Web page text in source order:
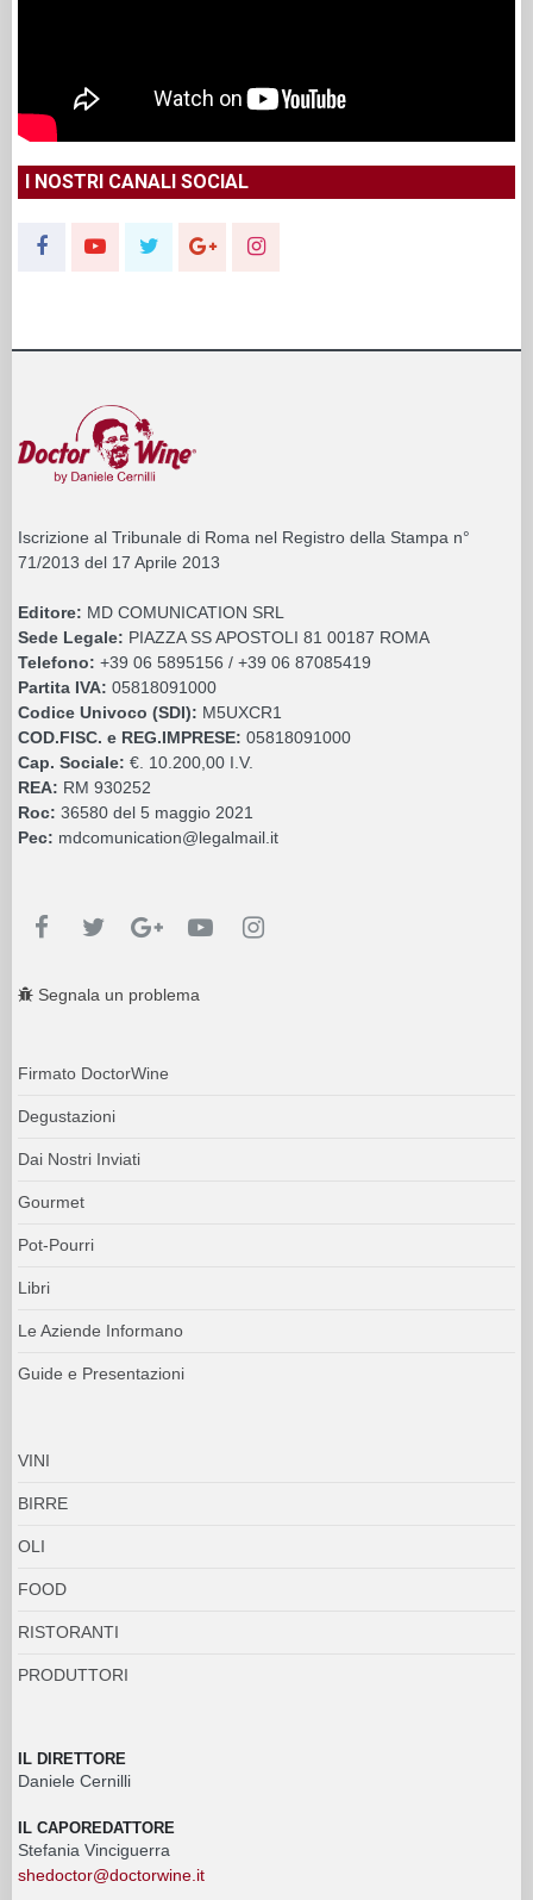
I NOSTRI CANALI SOCIAL
Iscrizione al Tribunale di Roma nel Registro della Stampa n°
71/2013 del 17 Aprile 2013
Editore: MD COMUNICATION SRL
Sede Legale: PIAZZA SS APOSTOLI 81 00187 ROMA
Telefono: +39 06 5895156 / +39 06 87085419
Partita IVA: 05818091000
Codice Univoco (SDI): M5UXCR1
COD.FISC. e REG.IMPRESE: 05818091000
Cap. Sociale: €. 10.200,00 I.V.
REA: RM 930252
Roc: 36580 del 5 maggio 2021
Pec: mdcomunication@legalmail.it
Segnala un problema
Firmato DoctorWine
Degustazioni
Dai Nostri Inviati
Gourmet
Pot-Pourri
Libri
Le Aziende Informano
Guide e Presentazioni
VINI
BIRRE
OLI
FOOD
RISTORANTI
PRODUTTORI
IL DIRETTORE
Daniele Cernilli
IL CAPOREDATTORE
Stefania Vinciguerra
shedoctor@doctorwine.it